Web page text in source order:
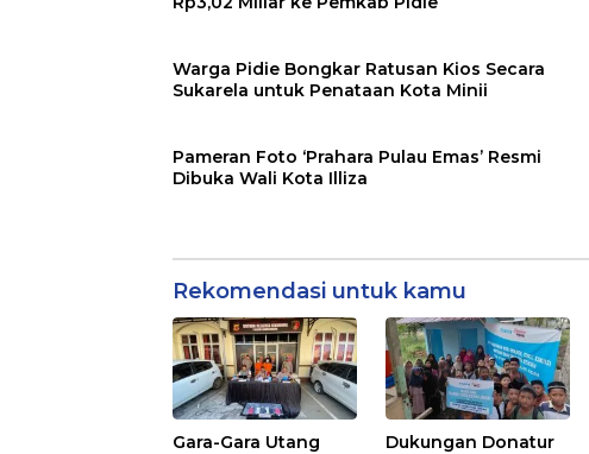
Warga Pidie Bongkar Ratusan Kios Secara
Sukarela untuk Penataan Kota Minii
Pameran Foto ‘Prahara Pulau Emas’ Resmi
Dibuka Wali Kota Illiza
Rekomendasi untuk kamu
Gara-Gara Utang
Dukungan Donatur